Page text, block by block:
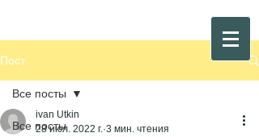
Пост
Все посты
Все посты
ivan Utkin
28 июл. 2022 г. 3 мин. чтения